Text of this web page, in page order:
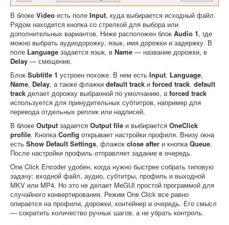
В блоке Video есть поле Input, куда выбирается исходный файл.
Рядом находится кнопка со стрелкой для выбора или
дополнительных вариантов. Ниже расположен блок Audio 1, где
можно выбрать аудиодорожку, язык, имя дорожки и задержку. В
поле Language задается язык, в Name — название дорожки, в
Delay — смещение.
Блок Subtitle 1 устроен похоже. В нем есть Input, Language,
Name, Delay, а также флажки default track и forced track. default
track делает дорожку выбранной по умолчанию, а forced track
используется для принудительных субтитров, например для
перевода отдельных реплик или надписей.
В блоке Output задается Output file и выбирается OneClick
profile. Кнопка Config открывает настройки профиля. Внизу окна
есть Show Default Settings, флажок close after и кнопка Queue.
После настройки профиль отправляет задание в очередь.
One Click Encoder удобен, когда нужно быстрее собрать типовую
задачу: входной файл, аудио, субтитры, профиль и выходной
MKV или MP4. Но это не делает MeGUI простой программой для
случайного конвертирования. Режим One Click все равно
опирается на профили, дорожки, контейнер и очередь. Его смысл
— сократить количество ручных шагов, а не убрать контроль.